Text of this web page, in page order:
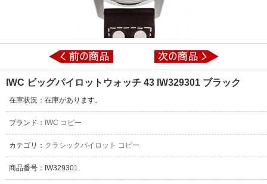
IWC ビッグパイロットウォッチ 43 IW329301 ブラック
在庫状況：在庫があります。
ブランド： IWC コピー
カテゴリ： クラシックパイロット コピー
商品番号：IW329301